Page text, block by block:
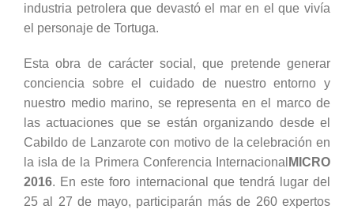
industria petrolera que devastó el mar en el que vivía
el personaje de Tortuga.
Esta obra de carácter social, que pretende generar
conciencia sobre el cuidado de nuestro entorno y
nuestro medio marino, se representa en el marco de
las actuaciones que se están organizando desde el
Cabildo de Lanzarote con motivo de la celebración en
la isla de la Primera Conferencia Internacional MICRO
2016. En este foro internacional que tendrá lugar del
25 al 27 de mayo, participarán más de 260 expertos